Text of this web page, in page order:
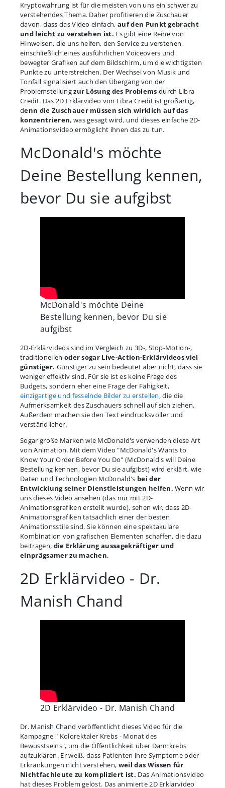
Kryptowährung ist für die meisten von uns ein schwer zu
verstehendes Thema. Daher profitieren die Zuschauer
davon, dass das Video einfach, auf den Punkt gebracht
und leicht zu verstehen ist. Es gibt eine Reihe von
Hinweisen, die uns helfen, den Service zu verstehen,
einschließlich eines ausführlichen Voiceovers und
bewegter Grafiken auf dem Bildschirm, um die wichtigsten
Punkte zu unterstreichen. Der Wechsel von Musik und
Tonfall signalisiert auch den Übergang von der
Problemstellungzur Lösung des Problems durch Libra
Credit. Das 2D Erklärvideo von Libra Credit ist großartig,
denn die Zuschauer müssen sich wirklich auf das
konzentrieren, was gesagt wird, und dieses einfache 2D-
Animationsvideo ermöglicht ihnen das zu tun.
McDonald's möchte
Deine Bestellung kennen,
bevor Du sie aufgibst
McDonald's möchte Deine
Bestellung kennen, bevor Du sie
aufgibst
2D-Erklärvideos sind im Vergleich zu 3D-, Stop-Motion-,
traditionellen oder sogar Live-Action-Erklärvideos viel
günstiger. Günstiger zu sein bedeutet aber nicht, dass sie
weniger effektiv sind. Für sie ist es keine Frage des
Budgets, sondern eher eine Frage der Fähigkeit,
einzigartige und fesselnde Bilder zu erstellen, die die
Aufmerksamkeit des Zuschauers schnell auf sich ziehen.
Außerdem machen sie den Text eindrucksvoller und
verständlicher.
Sogar große Marken wie McDonald's verwenden diese Art
von Animation. Mit dem Video "McDonald's Wants to
Know Your Order Before You Do" (McDonald's will Deine
Bestellung kennen, bevor Du sie aufgibst) wird erklärt, wie
Daten und Technologien McDonald's bei der
Entwicklung seiner Dienstleistungen helfen.Wenn wir
uns dieses Video ansehen (das nur mit 2D-
Animationsgrafiken erstellt wurde), sehen wir, dass 2D-
Animationsgrafiken tatsächlich einer der besten
Animationsstile sind. Sie können eine spektakuläre
Kombination von grafischen Elementen schaffen, die dazu
beitragen, die Erklärung aussagekräftiger und
einprägsamer zu machen.
2D Erklärvideo - Dr.
Manish Chand
2D Erklärvideo - Dr. Manish Chand
Dr. Manish Chand veröffentlicht dieses Video für die
Kampagne " Kolorektaler Krebs - Monat des
Bewusstseins", um die Öffentlichkeit über Darmkrebs
aufzuklären. Er weiß, dass Patienten ihre Symptome oder
Erkrankungen nicht verstehen, weil das Wissen für
Nichtfachleute zu kompliziert ist. Das Animationsvideo
hat dieses Problem gelöst. Das animierte 2D Erklärvideo